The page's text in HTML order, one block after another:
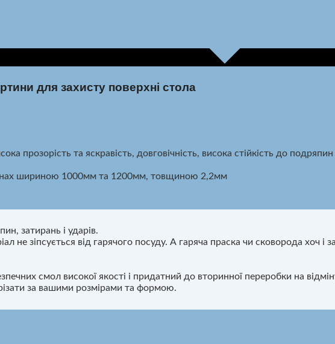
для захисту поверхні стола
прозорість та яскравість, довговічність, висока стійкість до подряпин
шириною 1000мм та 1200мм, товщиною 2,2мм
затирань і ударів.
не зіпсується від гарячого посуду. А гаряча праска чи сковорода хоч і
смол високої якості і придатний до вторинної переробки на
за вашими розмірами та формою.